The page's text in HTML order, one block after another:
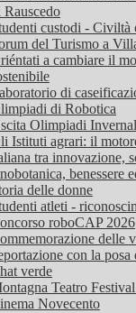
Rauscedo
custodi - Civiltà
del Turismo a
a cambiare il
di
di Robotica
Olimpiadi
Istituti agrari: il
tra innovazione,
benessere
delle donne
atleti -
roboCAP 2026
delle
con la
verde
Teatro
Novecento